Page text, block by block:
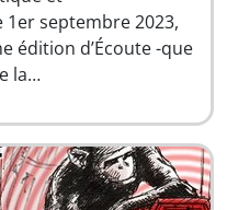
septembre 2023,
édition d’Écoute -que
la…